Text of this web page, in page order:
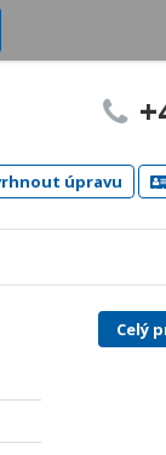
úpravu
Celý